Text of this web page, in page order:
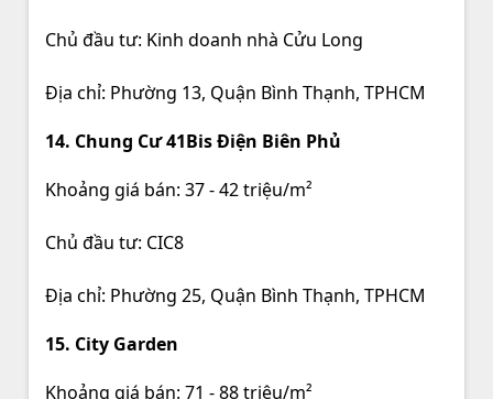
Chủ đầu tư: Kinh doanh nhà Cửu Long
Địa chỉ: Phường 13, Quận Bình Thạnh, TPHCM
14. Chung Cư 41Bis Điện Biên Phủ
Khoảng giá bán: 37 - 42 triệu/m²
Chủ đầu tư: CIC8
Địa chỉ: Phường 25, Quận Bình Thạnh, TPHCM
15. City Garden
Khoảng giá bán: 71 - 88 triệu/m²